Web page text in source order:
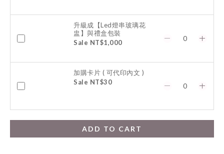
升級成【Led燈串玻璃花
盅】與禮盒包裝
Sale NT$1,000
加購卡片 ( 可代印內文 )
Sale NT$30
ADD TO CART